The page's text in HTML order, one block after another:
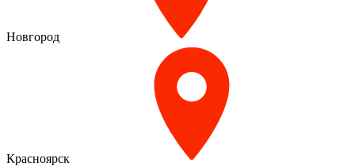
Новгород
Красноярск